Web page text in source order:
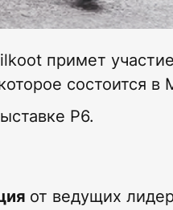
примет
состоится в
P6.
от ведущих